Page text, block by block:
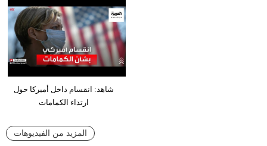
شاهد: انقسام داخل أميركا حول
ارتداء الكمامات
المزيد من الفيديوهات